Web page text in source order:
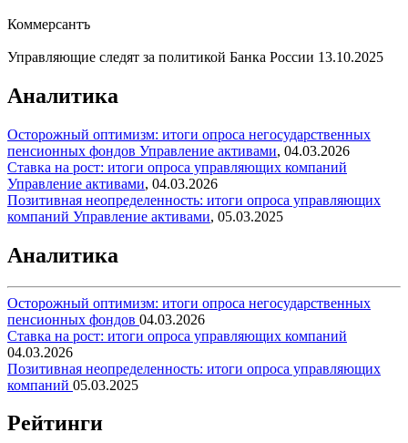
Коммерсантъ
Управляющие следят за политикой Банка России 13.10.2025
Аналитика
Осторожный оптимизм: итоги опроса негосударственных
пенсионных фондов Управление активами, 04.03.2026
Ставка на рост: итоги опроса управляющих компаний
Управление активами, 04.03.2026
Позитивная неопределенность: итоги опроса управляющих
компаний Управление активами, 05.03.2025
Аналитика
Осторожный оптимизм: итоги опроса негосударственных
пенсионных фондов 04.03.2026
Ставка на рост: итоги опроса управляющих компаний
04.03.2026
Позитивная неопределенность: итоги опроса управляющих
компаний 05.03.2025
Рейтинги